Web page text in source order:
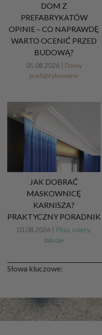
DOM Z
PREFABRYKATÓW
OPINIE – CO NAPRAWDĘ
WARTO OCENIĆ PRZED
BUDOWĄ?
05.08.2026 | Domy
prefabrykowane
JAK DOBRAĆ
MASKOWNICĘ
KARNISZA?
PRAKTYCZNY PORADNIK
03.08.2026 | Plisy, rolety,
żaluzje
Słowa kluczowe: